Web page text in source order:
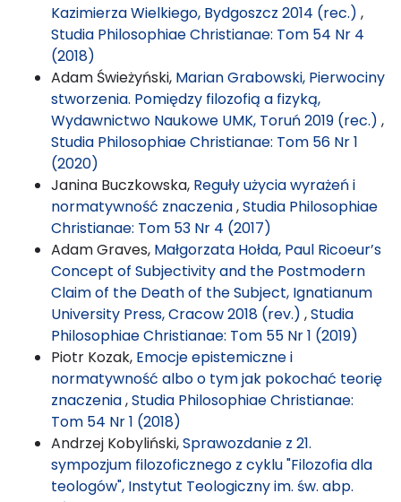
Kazimierza Wielkiego, Bydgoszcz 2014 (rec.) ,
Studia Philosophiae Christianae: Tom 54 Nr 4
(2018)
Adam Świeżyński, Marian Grabowski, Pierwociny
stworzenia. Pomiędzy filozofią a fizyką,
Wydawnictwo Naukowe UMK, Toruń 2019 (rec.) ,
Studia Philosophiae Christianae: Tom 56 Nr 1
(2020)
Janina Buczkowska, Reguły użycia wyrażeń i
normatywność znaczenia,Studia Philosophiae
Christianae: Tom 53 Nr 4 (2017)
Adam Graves, Małgorzata Hołda, Paul Ricoeur’s
Concept of Subjectivity and the Postmodern
Claim of the Death of the Subject, Ignatianum
University Press, Cracow 2018 (rev.) ,Studia
Philosophiae Christianae: Tom 55 Nr 1 (2019)
Piotr Kozak, Emocje epistemiczne i
normatywność albo o tym jak pokochać teorię
znaczenia,Studia Philosophiae Christianae:
Tom 54 Nr 1 (2018)
Andrzej Kobyliński,Sprawozdanie z 21.
sympozjum filozoficznego z cyklu "Filozofia dla
teologów", Instytut Teologiczny im. św. abp.